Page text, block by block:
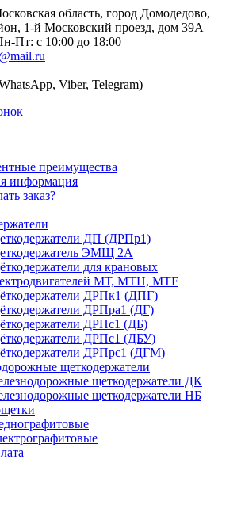
область, город Домодедово,
1-й Московский проезд, дом 39А
Пт: с 10:00 до 18:00
Viber, Telegram)
преимущества
информация
заказ?
ДП (ДРПр1)
ЭМЩ 2А
для крановых
МТ, МТН, МТF
ДРПк1 (ДПГ)
ДРПра1 (ДГ)
ДРПс1 (ДБ)
ДРПс1 (ДБУ)
ДРПрс1 (ДГМ)
щеткодержатели
щеткодержатели ДК
щеткодержатели НБ